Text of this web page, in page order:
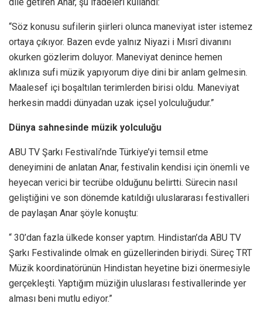
dile getiren Anar, şu ifadeleri kullandı:
“Söz konusu sufilerin şiirleri olunca maneviyat ister istemez
ortaya çıkıyor. Bazen evde yalnız Niyazi i Mısrî divanını
okurken gözlerim doluyor. Maneviyat denince hemen
aklınıza sufi müzik yapıyorum diye dini bir anlam gelmesin.
Maalesef içi boşaltılan terimlerden birisi oldu. Maneviyat
herkesin maddi dünyadan uzak içsel yolculuğudur.”
Dünya sahnesinde müzik yolculuğu
ABU TV Şarkı Festivali’nde Türkiye’yi temsil etme
deneyimini de anlatan Anar, festivalin kendisi için önemli ve
heyecan verici bir tecrübe olduğunu belirtti. Sürecin nasıl
geliştiğini ve son dönemde katıldığı uluslararası festivalleri
de paylaşan Anar şöyle konuştu:
“ 30’dan fazla ülkede konser yaptım. Hindistan’da ABU TV
Şarkı Festivalinde olmak en güzellerinden biriydi. Süreç TRT
Müzik koordinatörünün Hindistan heyetine bizi önermesiyle
gerçekleşti. Yaptığım müziğin uluslarası festivallerinde yer
alması beni mutlu ediyor.”